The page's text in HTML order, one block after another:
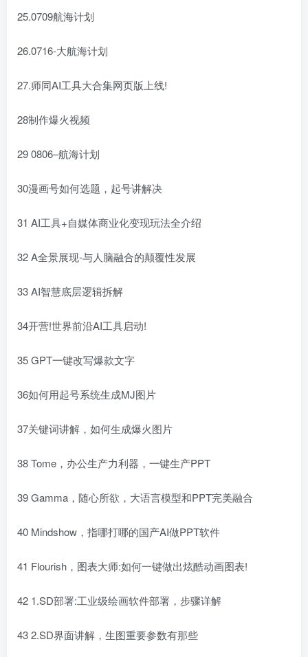
25.0709航海计划
26.0716-大航海计划
27.师同AI工具大合集网页版上线!
28制作爆火视频
29 0806–航海计划
30漫画号如何选题，起号讲解决
31 AI工具+自媒体商业化变现玩法全介绍
32 A全景展现-与人脑融合的颠覆性发展
33 AI智慧底层逻辑拆解
34开营!世界前沿AI工具启动!
35 GPT一键改写爆款文字
36如何用起号系统生成MJ图片
37关键词讲解，如何生成爆火图片
38 Tome，办公生产力利器，一键生产PPT
39 Gamma，随心所欲，大语言模型和PPT完美融合
40 Mindshow，指哪打哪的国产AI做PPT软件
41 Flourish，图表大师:如何一键做出炫酷动画图表!
42 1.SD部署:工业级绘画软件部署，步骤详解
43 2.SD界面讲解，生图重要参数有那些